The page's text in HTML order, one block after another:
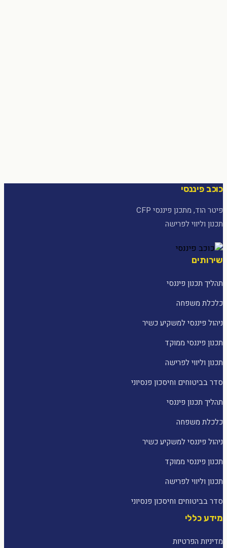
כוכב פיננסי
פיטר הוד, מתכנן פיננסי CFP
תכנון וליווי לפרישה
שירותים
תהליך תכנון פיננסי
כלכלת משפחה
ניהול פיננסי למשקיע כשיר
תכנון פיננסי ממוקד
תכנון וליווי לפרישה
סדר בביטוחים וחיסכון פנסיוני
תהליך תכנון פיננסי
כלכלת משפחה
ניהול פיננסי למשקיע כשיר
תכנון פיננסי ממוקד
תכנון וליווי לפרישה
סדר בביטוחים וחיסכון פנסיוני
מידע כללי
מדיניות הפרטיות